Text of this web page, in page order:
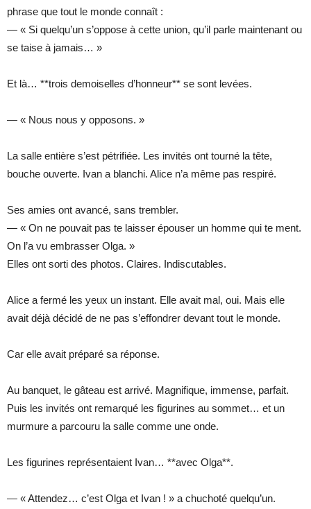
phrase que tout le monde connaît :
— « Si quelqu’un s’oppose à cette union, qu’il parle maintenant ou
se taise à jamais… »
Et là… **trois demoiselles d’honneur** se sont levées.
— « Nous nous y opposons. »
La salle entière s’est pétrifiée. Les invités ont tourné la tête,
bouche ouverte. Ivan a blanchi. Alice n’a même pas respiré.
Ses amies ont avancé, sans trembler.
— « On ne pouvait pas te laisser épouser un homme qui te ment.
On l’a vu embrasser Olga. »
Elles ont sorti des photos. Claires. Indiscutables.
Alice a fermé les yeux un instant. Elle avait mal, oui. Mais elle
avait déjà décidé de ne pas s’effondrer devant tout le monde.
Car elle avait préparé sa réponse.
Au banquet, le gâteau est arrivé. Magnifique, immense, parfait.
Puis les invités ont remarqué les figurines au sommet… et un
murmure a parcouru la salle comme une onde.
Les figurines représentaient Ivan… **avec Olga**.
— « Attendez… c’est Olga et Ivan ! » a chuchoté quelqu’un.